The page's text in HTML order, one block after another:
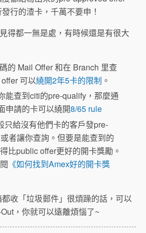
行的渣卡，千萬不要申！
得都一無是處，有時候還是有很大
的 Mail Offer 和在 Branch 里查
可以繞開2年5卡的限制 。
能查到citi的pre-qualify，那麼通
申請的卡可以繞開8/65 rule
只給沒有他們卡的客戶發pre-
者讓你查詢。但要是能查到的
比public offer更好的開卡獎勵。
《如何找到Amex好的開卡獎
收「垃圾郵件」很煩躁的話，可以
，你就可以遠離煩惱了~